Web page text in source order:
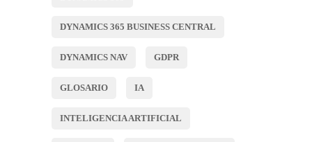
DYNAMICS 365 BUSINESS CENTRAL
DYNAMICS NAV GDPR
GLOSARIO IA
INTELIGENCIA ARTIFICIAL